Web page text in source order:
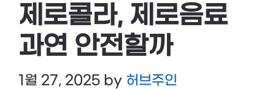
제로콜라, 제로음료
과연 안전할까
1월 27, 2025 by 허브주인